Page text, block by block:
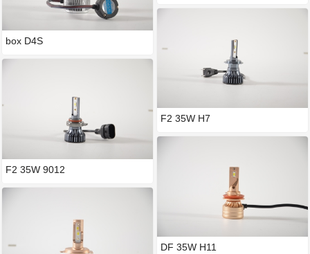
box D4S
F2 35W 9012
F2 35W H7
DF 35W H11